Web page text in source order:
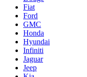
Fiat
Ford
GMC
Honda
Hyundai
Infiniti
Jaguar
Jeep